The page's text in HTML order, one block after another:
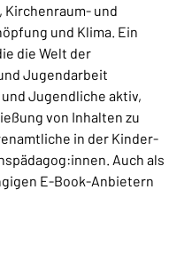
Kirchenraum- und
und Klima. Ein
die Welt der
Jugendarbeit
Jugendliche aktiv,
von Inhalten zu
in der Kinder-
Auch als
E-Book-Anbietern